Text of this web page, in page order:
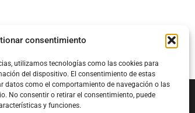
consentimiento
utilizamos tecnologías como las cookies para
del dispositivo. El consentimiento de estas
datos como el comportamiento de navegación o las
No consentir o retirar el consentimiento, puede
y funciones.